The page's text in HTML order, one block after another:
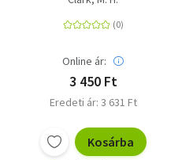
alle Katzenfreunde
Online ár:
3 450 Ft
Eredeti ár: 3 631 Ft
Kosárba